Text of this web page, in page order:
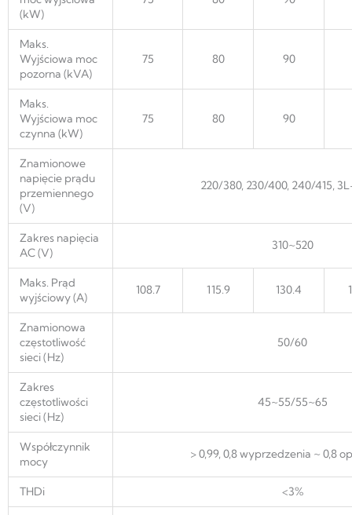
(kW)
Maks.
Wyjściowa moc
pozorna (kVA)
75 80 90
Maks.
Wyjściowa moc
czynna (kW)
75 80 90
Znamionowe
napięcie prądu
przemiennego
(V)
220/380, 230/400, 240/415,
Zakres napięcia
AC (V)
310~520
Maks. Prąd
wyjściowy (A)
108.7 115.9 130.4
Znamionowa
częstotliwość
sieci (Hz)
50/60
Zakres
częstotliwości
sieci (Hz)
45~55/55~65
Współczynnik
mocy
> 0,99, 0,8 wyprzedzenia ~ 0,8
THDi <3%